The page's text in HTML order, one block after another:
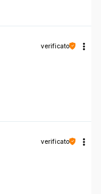
verificato
verificato